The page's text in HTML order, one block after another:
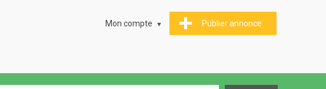
Publier annonce
Mon compte